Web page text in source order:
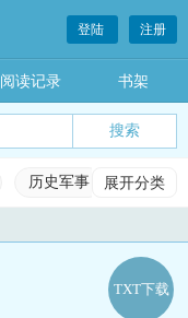
登陆 注册
阅读记录 书架
历史军事 科幻灵
展开分类
情
完本小说
TXT下载